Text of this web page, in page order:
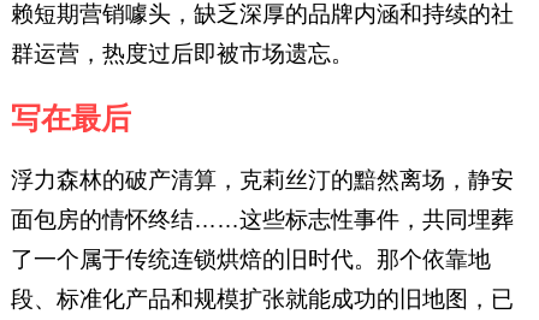
赖短期营销噱头，缺乏深厚的品牌内涵和持续的社
群运营，热度过后即被市场遗忘。
写在最后
浮力森林的破产清算，克莉丝汀的黯然离场，静安
面包房的情怀终结……这些标志性事件，共同埋葬
了一个属于传统连锁烘焙的旧时代。那个依靠地
段、标准化产品和规模扩张就能成功的旧地图，已